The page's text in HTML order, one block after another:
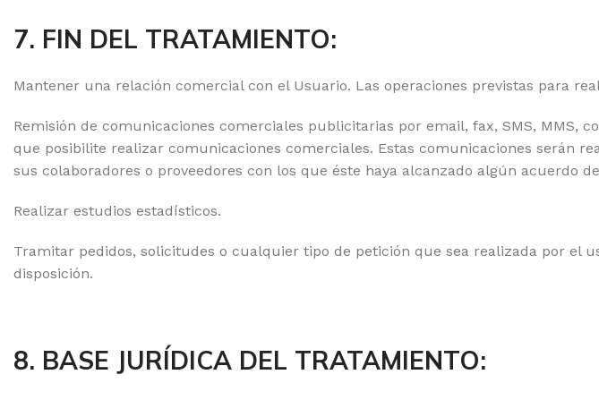
7. FIN DEL TRATAMIENTO:
Mantener una relación comercial con el Usuario. Las operaciones previstas para
Remisión de comunicaciones comerciales publicitarias por email, fax, SMS,
que posibilite realizar comunicaciones comerciales. Estas comunicaciones serán
sus colaboradores o proveedores con los que éste haya alcanzado algún acuerdo
Realizar estudios estadísticos.
Tramitar pedidos, solicitudes o cualquier tipo de petición que sea realizada por el
disposición.
8. BASE JURÍDICA DEL TRATAMIENTO: